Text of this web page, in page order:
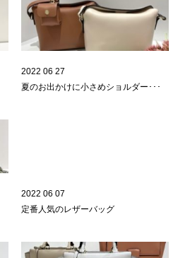
2022 06 27
夏のお出かけに小さめショルダー･･･
2022 06 07
定番人気のレザーバッグ